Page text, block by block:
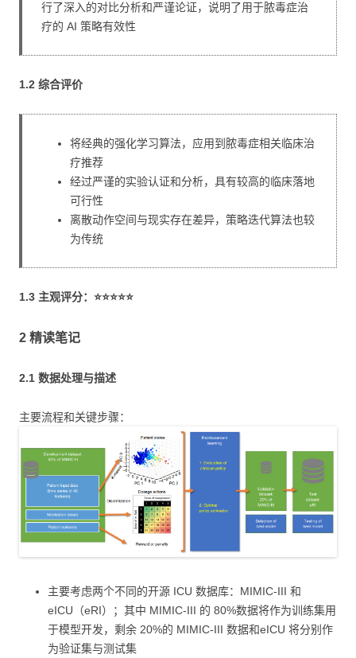
行了深入的对比分析和严谨论证，说明了用于脓毒症治
疗的 AI 策略有效性
1.2 综合评价
将经典的强化学习算法，应用到脓毒症相关临床治
疗推荐
经过严谨的实验认证和分析，具有较高的临床落地
可行性
离散动作空间与现实存在差异，策略迭代算法也较
为传统
1.3 主观评分：⭐⭐⭐⭐⭐
2 精读笔记
2.1 数据处理与描述
主要流程和关键步骤：
主要考虑两个不同的开源 ICU 数据库：MIMIC-III 和
eICU（eRI）；其中 MIMIC-III 的 80%数据将作为训练集用
于模型开发，剩余 20%的 MIMIC-III 数据和eICU 将分别作
为验证集与测试集